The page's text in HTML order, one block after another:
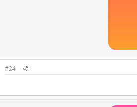
#24